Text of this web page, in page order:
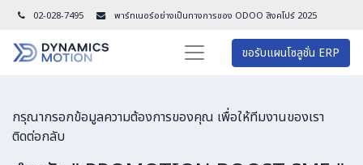
02-028-7495 พาร์ทเนอร์อย่างเป็นทางการของ ODOO สิงคโปร์ 2025
ขอรับแผนโซลูชั่น ERP
กรุณากรอกข้อมูลความต้องการของคุณ เพื่อให้ทีมงานของเรา
ติดต่อกลับ